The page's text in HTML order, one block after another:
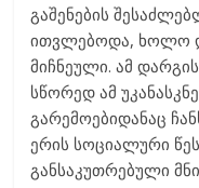
გაშენების
ითვლებოდა, ხოლო
მიჩნეული. ამ
სწორედ ამ
გარემოებიდანაც
ერის სოციალური
განსაკუთრებული